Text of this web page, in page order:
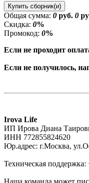
Купить сборник(и)
Общая сумма: 0 руб. 0
Скидка: 0%
Промокод: 0%
Если не проходит
Если не получилось,
Irova Life
ИП Ирова Диана
ИНН 772855824620
Юр.адрес: г.Москва,
Техническая
Наша команда может